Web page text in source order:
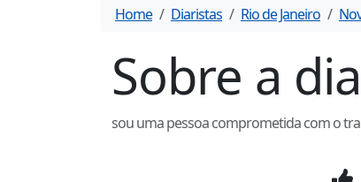
Home Diaristas Rio de Janeiro
Sobre a
sou uma pessoa comprometida com o